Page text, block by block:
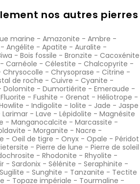
nos autres pierres
marine - Amazonite - Ambre -
- Angélite - Apatite - Auralite -
- Bois fossile - Bronzite - Cacoxénite
- Carnéole - Célestite - Chalcopyrite -
Chrysocolle - Chrysoprase - Citrine -
de roche - Cuivre - Cyanite -
Dolomite - Dumortiérite - Emeraude -
Fluorite - Fushite - Grenat - Héliotrope -
- Indigolite - Iolite - Jade - Jaspe
Larimar - Lave - Lépidolite - Magnésite
- Manganocalcite - Marcassite -
- Morganite - Nacre -
- Oeil de tigre - Onyx - Opale - Péridot
- Pierre de lune - Pierre de soleil
- Rhodonite - Rhyolite -
- Sardonix - Sélénite - Seraphinite -
Sugilite - Sunghite - Tanzanite - Tectite
- Topaze impériale - Tourmaline -